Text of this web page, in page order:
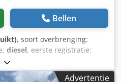
Bellen
, soort overbrenging:
diesel, eerste registratie:
= - Afgesloten
Advertentie